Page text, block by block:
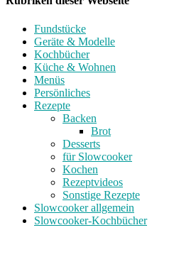
Fundstücke
Geräte & Modelle
Kochbücher
Küche & Wohnen
Menüs
Persönliches
Rezepte
Backen
Brot
Desserts
für Slowcooker
Kochen
Rezeptvideos
Sonstige Rezepte
Slowcooker allgemein
Slowcooker-Kochbücher